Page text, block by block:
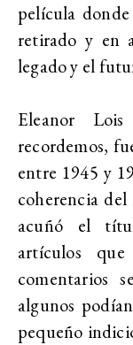
película
retirado y en
legado y el
Eleanor
recordemos,
entre 1945 y
coherencia
acuñó el
artículos
comentarios
algunos
pequeño